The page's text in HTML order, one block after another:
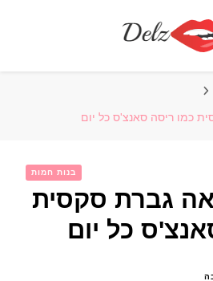
כמו ריסה סאנצ'ס כל יום
בנות חמות
גברת סקסית
כל יום
בנושא